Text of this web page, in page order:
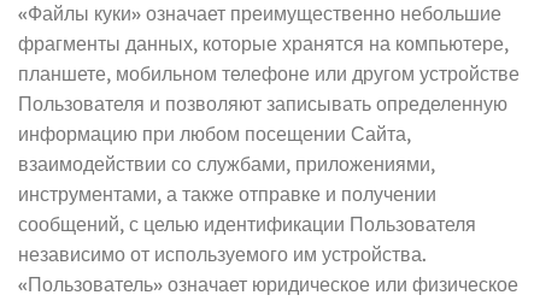
«Файлы куки» означает преимущественно небольшие
фрагменты данных, которые хранятся на компьютере,
планшете, мобильном телефоне или другом устройстве
Пользователя и позволяют записывать определенную
информацию при любом посещении Сайта,
взаимодействии со службами, приложениями,
инструментами, а также отправке и получении
сообщений, с целью идентификации Пользователя
независимо от используемого им устройства.
«Пользователь» означает юридическое или физическое